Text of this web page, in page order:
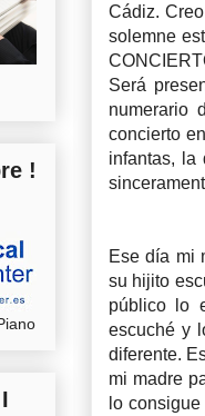
Cádiz.
solemne
Será
numerario
concierto
infantas, la
Ese día mi
su hijito
público lo
escuché y
diferente.
mi madre
lo
!